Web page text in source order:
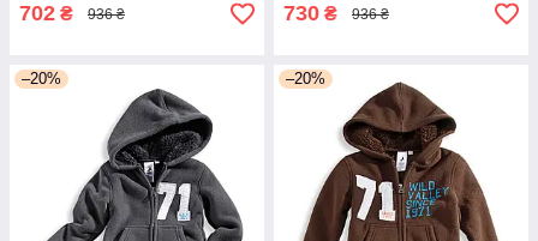
702 ₴ 936 ₴ 730 ₴ 936 ₴
–20% –20%